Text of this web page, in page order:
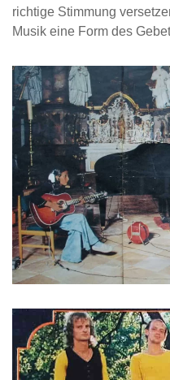
richtige Stimmung
Musik eine Form des